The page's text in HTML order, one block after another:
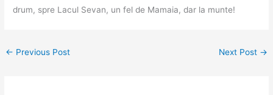
drum, spre Lacul Sevan, un fel de Mamaia, dar la munte!
← Previous Post Next Post →